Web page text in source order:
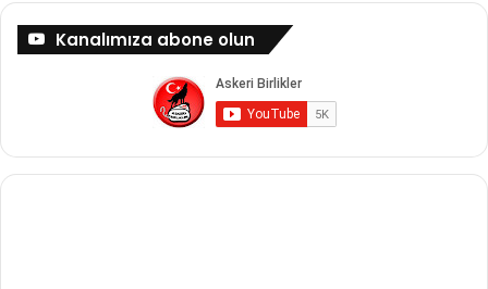
Kanalımıza abone olun